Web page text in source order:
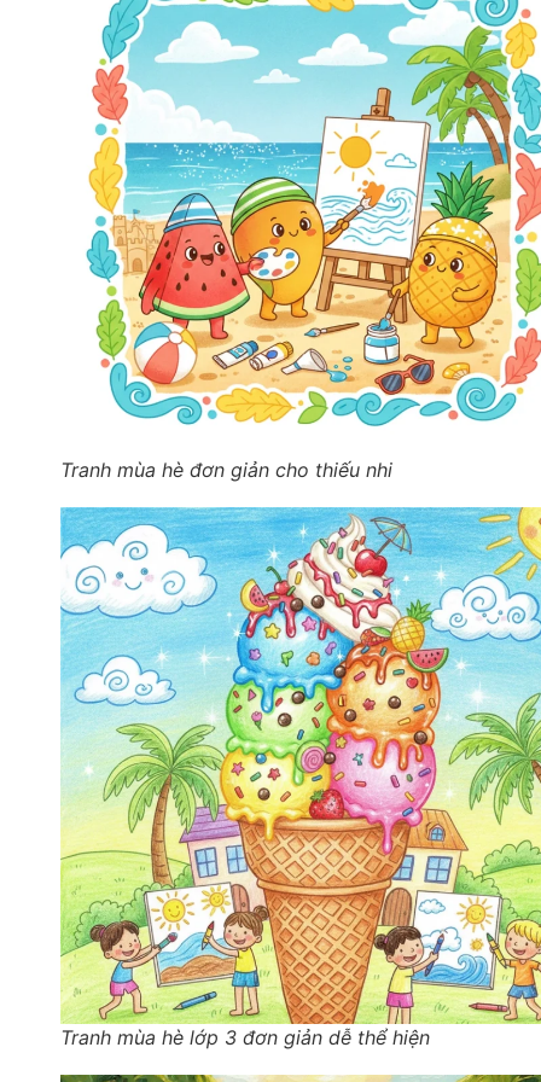
Tranh mùa hè đơn giản cho thiếu nhi
Tranh mùa hè lớp 3 đơn giản dễ thể hiện